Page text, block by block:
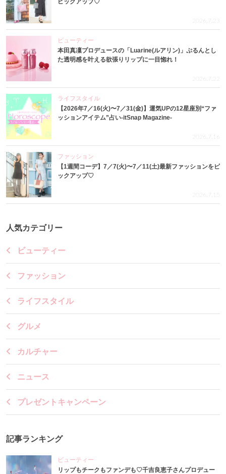
ピックアップ♡
2026.7.23
ビューティー
本田真凜プロデュースの「Luarine(ルアリン)」ぷるんとし
た透明感を叶える欲張りリップに一目惚れ！
2026.7.22
ライフスタイル
【2026年7／16(火)〜7／31(金)】運気UPの12星座別“ファ
ッションアイテム”占い-itSnap Magazine-
2026.7.16
ファッション
【1週間コーデ】7／7(火)〜7／11(土)最新ファッションをピ
ックアップ♡
2026.7.15
人気カテゴリー
ビューティー
ファッション
ライフスタイル
グルメ
カルチャー
ニュース
プレゼントキャンペーン
記事ランキング
ビューティー
リップもチークもファンデも♡千吉良恵子さんプロデュー